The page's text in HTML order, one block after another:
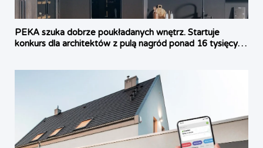
PEKA szuka dobrze poukładanych wnętrz. Startuje
konkurs dla architektów z pulą nagród ponad 16 tysięcy